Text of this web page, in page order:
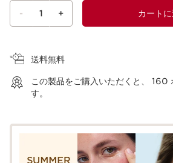
- 1 + カート
送料無料
この製品をご購入いただくと、 160
す。